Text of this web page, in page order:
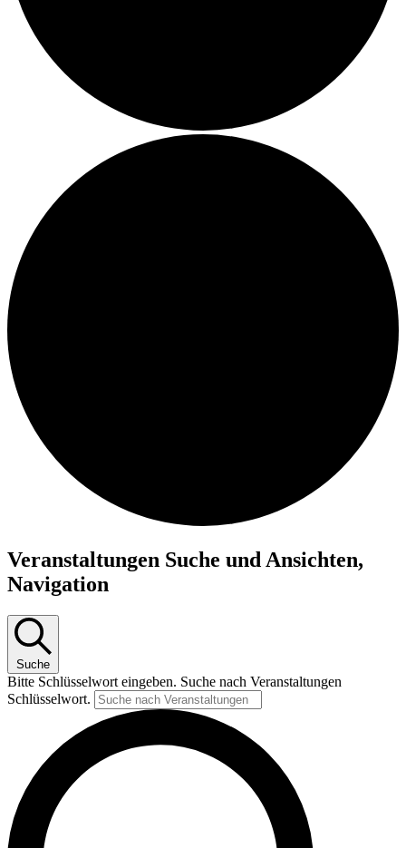
Veranstaltungen
für
01.07.26
Veranstaltungen Suche und Ansichten,
Navigation
Suche
Bitte Schlüsselwort eingeben. Suche nach Veranstaltungen
Schlüsselwort.